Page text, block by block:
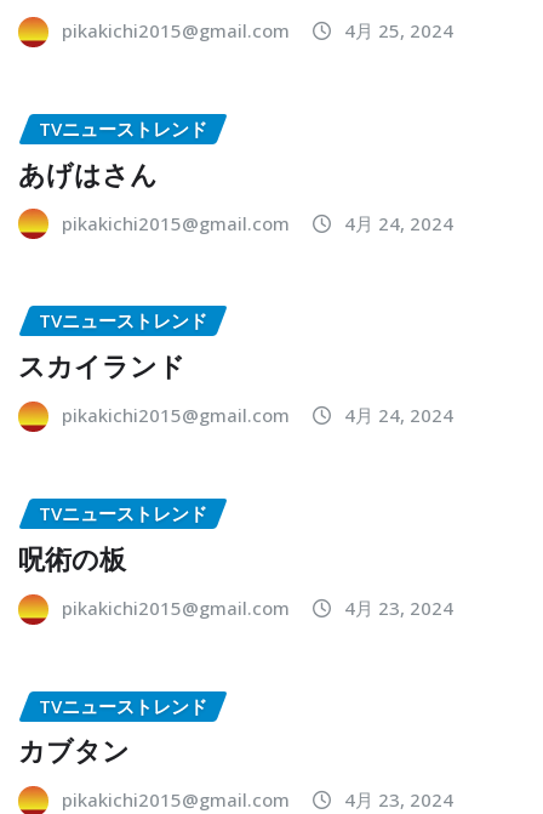
pikakichi2015@gmail.com 4月 25, 2024
TVニューストレンド
あげはさん
pikakichi2015@gmail.com 4月 24, 2024
TVニューストレンド
スカイランド
pikakichi2015@gmail.com 4月 24, 2024
TVニューストレンド
呪術の板
pikakichi2015@gmail.com 4月 23, 2024
TVニューストレンド
カブタン
pikakichi2015@gmail.com 4月 23, 2024